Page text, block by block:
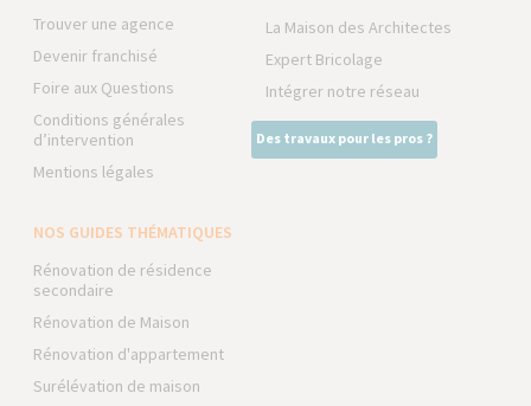
Trouver une agence
Devenir franchisé
Foire aux Questions
Conditions générales
d’intervention
Mentions légales
La Maison des Architectes
Expert Bricolage
Intégrer notre réseau
Des travaux pour les pros ?
NOS GUIDES THÉMATIQUES
Rénovation de résidence
secondaire
Rénovation de Maison
Rénovation d'appartement
Surélévation de maison